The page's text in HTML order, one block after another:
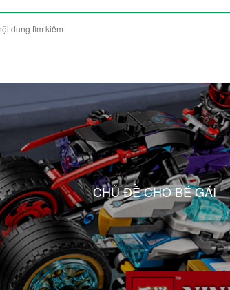
CHỦ ĐỀ CHO BÉ GÁI